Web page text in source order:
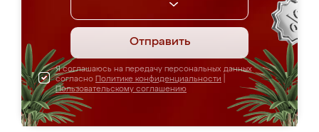
Отправить
Я соглашаюсь на передачу персональных данных
согласно Политике конфиденциальности
Пользовательскому соглашению